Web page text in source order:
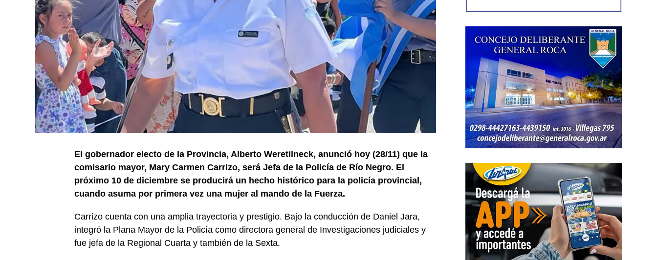
El gobernador electo de la Provincia, Alberto Weretilneck, anunció hoy (28/11) que la
comisario mayor, Mary Carmen Carrizo, será Jefa de la Policía de Río Negro. El
próximo 10 de diciembre se producirá un hecho histórico para la policía provincial,
cuando asuma por primera vez una mujer al mando de la Fuerza.
Carrizo cuenta con una amplia trayectoria y prestigio. Bajo la conducción de Daniel Jara,
integró la Plana Mayor de la Policía como directora general de Investigaciones judiciales y
fue jefa de la Regional Cuarta y también de la Sexta.